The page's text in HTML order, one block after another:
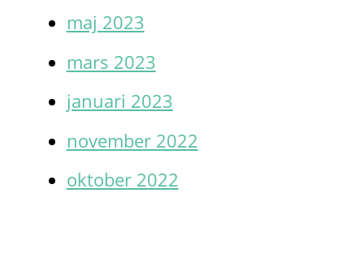
maj 2023
mars 2023
januari 2023
november 2022
oktober 2022